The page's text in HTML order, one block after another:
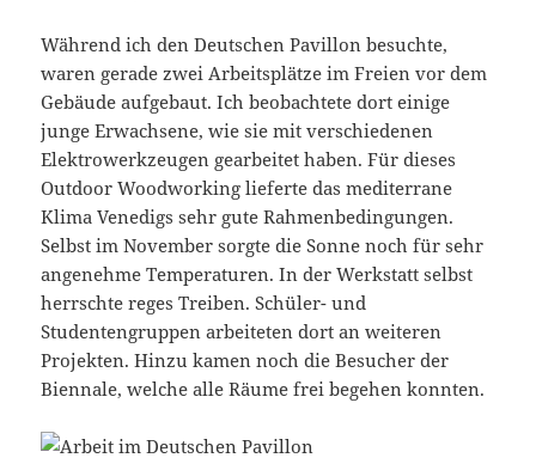
Während ich den Deutschen Pavillon besuchte,
waren gerade zwei Arbeitsplätze im Freien vor dem
Gebäude aufgebaut. Ich beobachtete dort einige
junge Erwachsene, wie sie mit verschiedenen
Elektrowerkzeugen gearbeitet haben. Für dieses
Outdoor Woodworking lieferte das mediterrane
Klima Venedigs sehr gute Rahmenbedingungen.
Selbst im November sorgte die Sonne noch für sehr
angenehme Temperaturen. In der Werkstatt selbst
herrschte reges Treiben. Schüler- und
Studentengruppen arbeiteten dort an weiteren
Projekten. Hinzu kamen noch die Besucher der
Biennale, welche alle Räume frei begehen konnten.